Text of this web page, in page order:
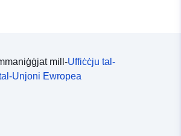
mill-Uffiċċju tal-
Unjoni Ewropea